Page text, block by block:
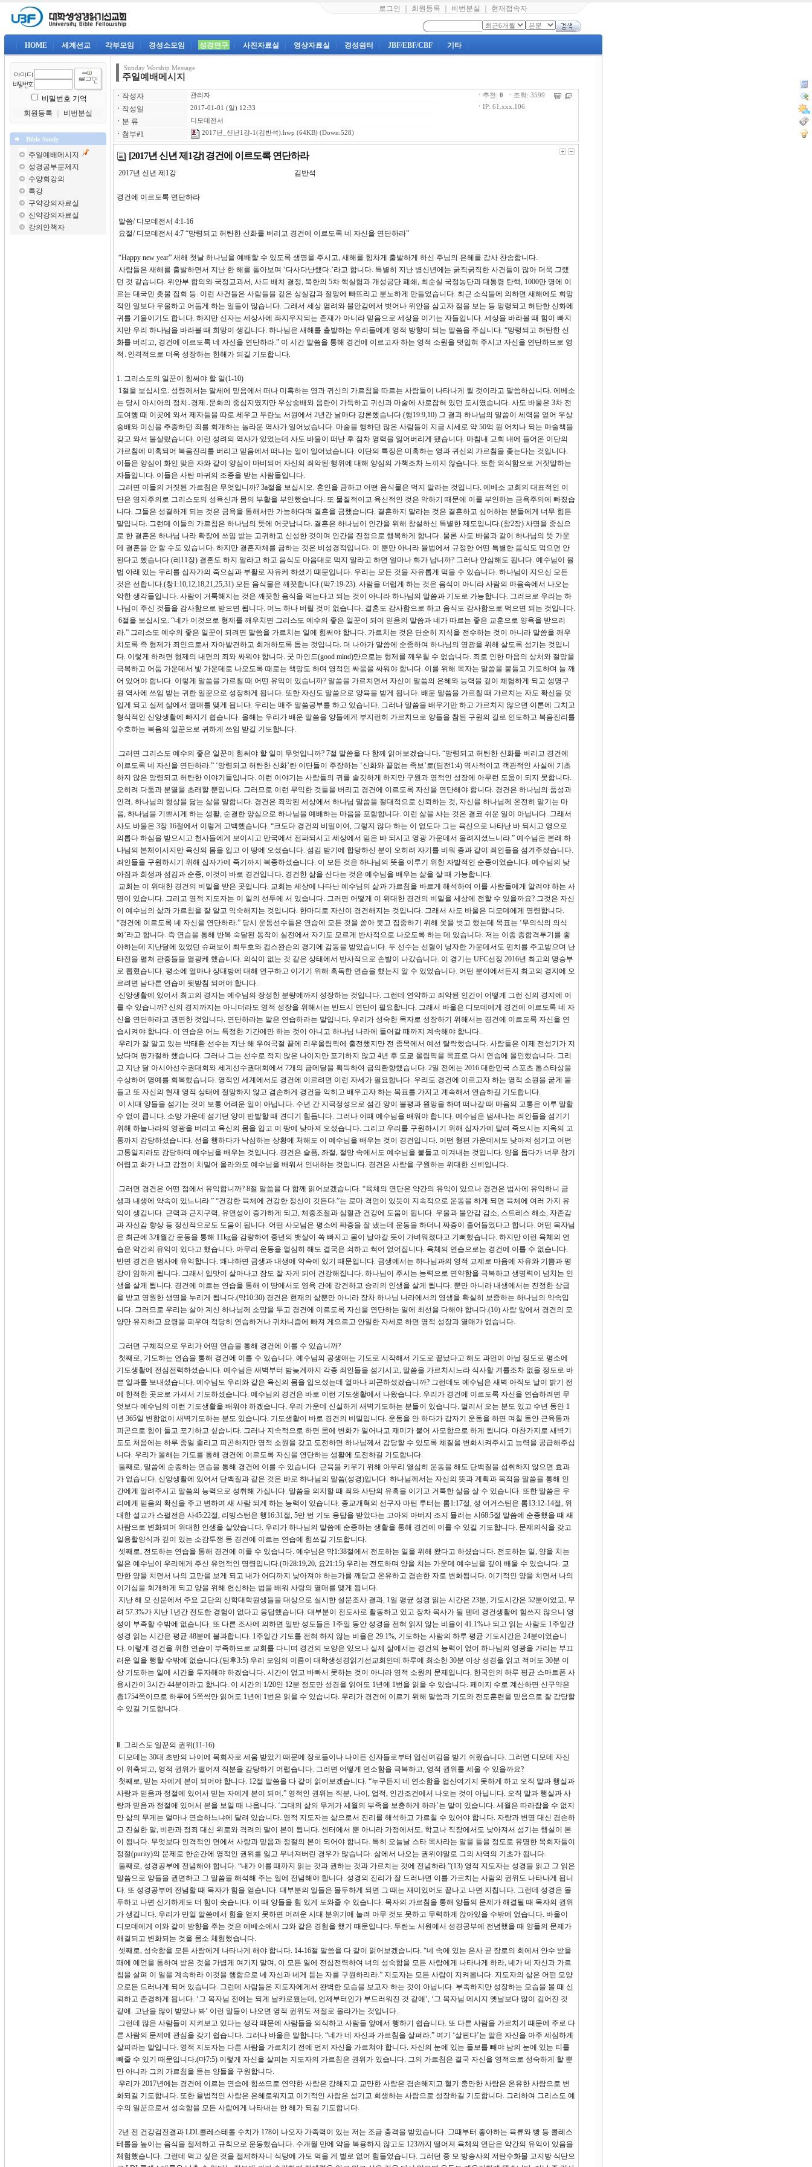
로그인 회원등록 비번분실 현재접속자
HOME 세계선교 각부모임 경성소모임 성경연구 사진자료실 영상자료실 경성쉼터 JBF/EBF/CBF 기타
비밀번호 기억
회원등록
비번분실
Bible Study
주일예배메시지
성경공부문제지
수양회강의
특강
구약강의자료실
신약강의자료실
강의안책자
Sunday Worship Message
주일예배메시지
ㆍ 작성자 관리자
ㆍ 작성일 2017-01-01 (일) 12:33
ㆍ 분 류 디모데전서
ㆍ 첨부#1 2017년_신년1강-1(김반석).hwp (64KB) (Down:528)
ㆍ추천: 0 ㆍ조회: 3599
ㆍ IP: 61.xxx.106
[2017년 신년 제1강] 경건에 이르도록 연단하라
2017년 신년 제1강 김반석
경건에 이르도록 연단하라
말씀/ 디모데전서 4:1-16
요절/ 디모데전서 4:7 “망령되고 허탄한 신화를 버리고 경건에 이르도록 네 자신을 연단하라”
“Happy new year” 새해 첫날 하나님을 예배할 수 있도록 생명을 주시고, 새해를 힘차게 출발하게 하신 주님의 은혜를 감사 찬송합니다.
사람들은 새해를 출발하면서 지난 한 해를 돌아보며 ‘다사다난했다.’라고 합니다. 특별히 지난 병신년에는 굵직굵직한 사건들이 많아 더욱 그랬
던 것 같습니다. 위안부 합의와 국정교과서, 사드 배치 결정, 북한의 5차 핵실험과 개성공단 폐쇄, 최순실 국정농단과 대통령 탄핵, 1000만 명에 이
르는 대국민 촛불 집회 등. 이런 사건들은 사람들을 깊은 상실감과 절망에 빠뜨리고 분노하게 만들었습니다. 최근 소식들에 의하면 새해에도 희망
적인 일보다 우울하고 어둡게 하는 일들이 많습니다. 그래서 세상 염려와 불안감에서 벗어나 위안을 삼고자 점을 보는 등 망령되고 허탄한 신화에
귀를 기울이기도 합니다. 하지만 신자는 세상사에 좌지우지되는 존재가 아니라 믿음으로 세상을 이기는 자들입니다. 세상을 바라볼 때 힘이 빠지
지만 우리 하나님을 바라볼 때 희망이 생깁니다. 하나님은 새해를 출발하는 우리들에게 영적 방향이 되는 말씀을 주십니다. “망령되고 허탄한 신
화를 버리고, 경건에 이르도록 네 자신을 연단하라.” 이 시간 말씀을 통해 경건에 이르고자 하는 영적 소원을 덧입혀 주시고 자신을 연단하므로 영
적․인격적으로 더욱 성장하는 한해가 되길 기도합니다.
1. 그리스도의 일꾼이 힘써야 할 일(1-10)
1절을 보십시오. 성령께서는 말세에 믿음에서 떠나 미혹하는 영과 귀신의 가르침을 따르는 사람들이 나타나게 될 것이라고 말씀하십니다. 에베소
는 당시 아시아의 정치․경제․문화의 중심지였지만 우상숭배와 음란이 가득하고 귀신과 마술에 사로잡혀 있던 도시였습니다. 사도 바울은 3차 전
도여행 때 이곳에 와서 제자들을 따로 세우고 두란노 서원에서 2년간 날마다 강론했습니다.(행19:9,10) 그 결과 하나님의 말씀이 세력을 얻어 우상
숭배와 미신을 추종하던 죄를 회개하는 놀라운 역사가 일어났습니다. 마술을 행하던 많은 사람들이 지금 시세로 약 50억 원 어치나 되는 마술책을
갖고 와서 불살랐습니다. 이런 성려의 역사가 있었는데 사도 바울이 떠난 후 점차 영력을 잃어버리게 됐습니다. 마침내 교회 내에 들어온 이단의
가르침에 미혹되어 복음진리를 버리고 믿음에서 떠나는 일이 일어났습니다. 이단의 특징은 미혹하는 영과 귀신의 가르침을 좇는다는 것입니다.
이들은 양심이 화인 맞은 자와 같이 양심이 마비되어 자신의 죄악된 행위에 대해 양심의 가책조차 느끼지 않습니다. 또한 외식함으로 거짓말하는
자들입니다. 이들은 사탄 마귀의 조종을 받는 사람들입니다.
그러면 이들의 거짓된 가르침은 무엇입니까? 3a절을 보십시오. 혼인을 금하고 어떤 음식물은 먹지 말라는 것입니다. 에베소 교회의 대표적인 이
단은 영지주의로 그리스도의 성육신과 몸의 부활을 부인했습니다. 또 물질적이고 육신적인 것은 악하기 때문에 이를 부인하는 금욕주의에 빠졌습
니다. 그들은 성결하게 되는 것은 금욕을 통해서만 가능하다며 결혼을 금했습니다. 결혼하지 말라는 것은 결혼하고 싶어하는 분들에게 너무 힘든
말입니다. 그런데 이들의 가르침은 하나님의 뜻에 어긋납니다. 결혼은 하나님이 인간을 위해 창설하신 특별한 제도입니다.(창2장) 사명을 중심으
로 한 결혼은 하나님 나라 확장에 쓰임 받는 고귀하고 신성한 것이며 인간을 진정으로 행복하게 합니다. 물론 사도 바울과 같이 하나님의 뜻 가운
데 결혼을 안 할 수도 있습니다. 하지만 결혼자체를 금하는 것은 비성경적입니다. 이 뿐만 아니라 율법에서 규정한 어떤 특별한 음식도 먹으면 안
된다고 했습니다.(레11장) 결혼도 하지 말라고 하고 음식도 마음대로 먹지 말라고 하면 얼마나 화가 납니까? 그러나 안심해도 됩니다. 예수님이 율
법 아래 있는 우리를 십자가의 죽으심과 부활로 자유케 하셨기 때문입니다. 우리는 모든 것을 자유롭게 먹을 수 있습니다. 하나님이 지으신 모든
것은 선합니다.(창1:10,12,18,21,25,31) 모든 음식물은 깨끗합니다.(막7:19-23). 사람을 더럽게 하는 것은 음식이 아니라 사람의 마음속에서 나오는
악한 생각들입니다. 사람이 거룩해지는 것은 깨끗한 음식을 먹는다고 되는 것이 아니라 하나님의 말씀과 기도로 가능합니다. 그러므로 우리는 하
나님이 주신 것들을 감사함으로 받으면 됩니다. 어느 하나 버릴 것이 없습니다. 결혼도 감사함으로 하고 음식도 감사함으로 먹으면 되는 것입니다.
6절을 보십시오. “네가 이것으로 형제를 깨우치면 그리스도 예수의 좋은 일꾼이 되어 믿음의 말씀과 네가 따르는 좋은 교훈으로 양육을 받으리
라.” 그리스도 예수의 좋은 일꾼이 되려면 말씀을 가르치는 일에 힘써야 합니다. 가르치는 것은 단순히 지식을 전수하는 것이 아니라 말씀을 깨우
치도록 즉 형제가 죄인으로서 자아발견하고 회개하도록 돕는 것입니다. 더 나아가 말씀에 순종하여 하나님의 영광을 위해 살도록 섬기는 것입니
다. 이렇게 하려면 형제의 내면의 죄와 싸워야 합니다. 굿 마인드(good mind)만으로는 형제를 깨우칠 수 없습니다. 죄로 인한 마음의 상처와 절망을
극복하고 어둠 가운데서 빛 가운데로 나오도록 때로는 책망도 하며 영적인 싸움을 싸워야 합니다. 이를 위해 목자는 말씀을 붙들고 기도하며 늘 깨
어 있어야 합니다. 이렇게 말씀을 가르칠 때 어떤 유익이 있습니까? 말씀을 가르치면서 자신이 말씀의 은혜와 능력을 깊이 체험하게 되고 생명구
원 역사에 쓰임 받는 귀한 일꾼으로 성장하게 됩니다. 또한 자신도 말씀으로 양육을 받게 됩니다. 배운 말씀을 가르칠 때 가르치는 자도 확신을 덧
입게 되고 실제 삶에서 열매를 맺게 됩니다. 우리는 매주 말씀공부를 하고 있습니다. 그러나 말씀을 배우기만 하고 가르치지 않으면 이론에 그치고
형식적인 신앙생활에 빠지기 쉽습니다. 올해는 우리가 배운 말씀을 양들에게 부지런히 가르치므로 양들을 참된 구원의 길로 인도하고 복음진리를
수호하는 복음의 일꾼으로 귀하게 쓰임 받길 기도합니다.
그러면 그리스도 예수의 좋은 일꾼이 힘써야 할 일이 무엇입니까? 7절 말씀을 다 함께 읽어보겠습니다. “망령되고 허탄한 신화를 버리고 경건에
이르도록 네 자신을 연단하라.” ‘망령되고 허탄한 신화’란 이단들이 주장하는 ‘신화와 끝없는 족보’로(딤전1:4) 역사적이고 객관적인 사실에 기초
하지 않은 망령되고 허탄한 이야기들입니다. 이런 이야기는 사람들의 귀를 솔깃하게 하지만 구원과 영적인 성장에 아무런 도움이 되지 못합니다.
오히려 다툼과 분열을 초래할 뿐입니다. 그러므로 이런 무익한 것들을 버리고 경건에 이르도록 자신을 연단해야 합니다. 경건은 하나님의 품성과
인격, 하나님의 형상을 닮는 삶을 말합니다. 경건은 죄악된 세상에서 하나님 말씀을 절대적으로 신뢰하는 것, 자신을 하나님께 온전히 맡기는 마
음, 하나님을 기쁘시게 하는 생활, 순결한 양심으로 하나님을 예배하는 마음을 포함합니다. 이런 삶을 사는 것은 결코 쉬운 일이 아닙니다. 그래서
사도 바울은 3장 16절에서 이렇게 고백했습니다. “크도다 경건의 비밀이여, 그렇지 않다 하는 이 없도다 그는 육신으로 나타난 바 되시고 영으로
의롭다 하심을 받으시고 천사들에게 보이시고 만국에서 전파되시고 세상에서 믿은 바 되시고 영광 가운데서 올려지셨느니라.” 예수님은 본래 하
나님의 본체이시지만 육신의 몸을 입고 이 땅에 오셨습니다. 섬김 받기에 합당하신 분이 오히려 자기를 비워 종과 같이 죄인들을 섬겨주셨습니다.
죄인들을 구원하시기 위해 십자가에 죽기까지 복종하셨습니다. 이 모든 것은 하나님의 뜻을 이루기 위한 자발적인 순종이었습니다. 예수님의 낮
아짐과 희생과 섬김과 순종, 이것이 바로 경건입니다. 경건한 삶을 산다는 것은 예수님을 배우는 삶을 살 때 가능합니다.
교회는 이 위대한 경건의 비밀을 받은 곳입니다. 교회는 세상에 나타난 예수님의 삶과 가르침을 바르게 해석하여 이를 사람들에게 알려야 하는 사
명이 있습니다. 그리고 영적 지도자는 이 일의 선두에 서 있습니다. 그러면 어떻게 이 위대한 경건의 비밀을 세상에 전할 수 있을까요? 그것은 자신
이 예수님의 삶과 가르침을 잘 알고 익숙해지는 것입니다. 한마디로 자신이 경건해지는 것입니다. 그래서 사도 바울은 디모데에게 명령합니다.
“경건에 이르도록 네 자신을 연단하라.” 당시 운동선수들은 연습에 모든 것을 쏟아 붓고 집중하기 위해 옷을 벗고 했는데 목표는 ‘무의식의 의식
화’라고 합니다. 즉 연습을 통해 반복 숙달된 동작이 실전에서 자기도 모르게 반사적으로 나오도록 하는 데 있습니다. 저는 이종 종합격투기를 좋
아하는데 지난달에 있었던 슈퍼보이 최두호와 컵스완슨의 경기에 감동을 받았습니다. 두 선수는 선혈이 낭자한 가운데서도 펀치를 주고받으며 난
타전을 펼쳐 관중들을 열광케 했습니다. 의식이 없는 것 같은 상태에서 반사적으로 손발이 나갔습니다. 이 경기는 UFC선정 2016년 최고의 명승부
로 뽑혔습니다. 평소에 얼마나 상대방에 대해 연구하고 이기기 위해 혹독한 연습을 했는지 알 수 있었습니다. 어떤 분야에서든지 최고의 경지에 오
르려면 남다른 연습이 뒷받침 되어야 합니다.
신앙생활에 있어서 최고의 경지는 예수님의 장성한 분량에까지 성장하는 것입니다. 그런데 연약하고 죄악된 인간이 어떻게 그런 신의 경지에 이
를 수 있습니까? 신의 경지까지는 아니더라도 영적 성장을 위해서는 반드시 연단이 필요합니다. 그래서 바울은 디모데에게 경건에 이르도록 네 자
신을 연단하라고 권면한 것입니다. 연단하라는 말은 연습하라는 말입니다. 우리가 성숙한 목자로 성장하기 위해서는 경건에 이르도록 자신을 연
습시켜야 합니다. 이 연습은 어느 특정한 기간에만 하는 것이 아니고 하나님 나라에 들어갈 때까지 계속해야 합니다.
우리가 잘 알고 있는 박태환 선수는 지난 해 우여곡절 끝에 리우올림픽에 출전했지만 전 종목에서 예선 탈락했습니다. 사람들은 이제 전성기가 지
났다며 평가절하 했습니다. 그러나 그는 선수로 적지 않은 나이지만 포기하지 않고 4년 후 도쿄 올림픽을 목표로 다시 연습에 올인했습니다. 그리
고 지난 달 아시아선수권대회와 세계선수권대회에서 7개의 금메달을 획득하여 금의환향했습니다. 2일 전에는 2016 대한민국 스포츠 톱스타상을
수상하여 명예를 회복했습니다. 영적인 세계에서도 경건에 이르려면 이런 자세가 필요합니다. 우리도 경건에 이르고자 하는 영적 소원을 굳게 붙
들고 또 자신의 현재 영적 상태에 절망하지 않고 겸손하게 경건을 익히고 배우고자 하는 목표를 가지고 계속해서 연습하길 기도합니다.
이 시대 양들을 섬기는 것이 보통 어려운 일이 아닙니다. 수년 간 지극정성으로 섬긴 양이 불평과 원망을 하며 떠나갈 때 마음의 고통은 이루 말할
수 없이 큽니다. 소망 가운데 섬기던 양이 반발할 때 견디기 힘듭니다. 그러나 이때 예수님을 배워야 합니다. 예수님은 냄새나는 죄인들을 섬기기
위해 하늘나라의 영광을 버리고 육신의 몸을 입고 이 땅에 낮아져 오셨습니다. 그리고 우리를 구원하시기 위해 십자가에 달려 죽으시는 지옥의 고
통까지 감당하셨습니다. 선을 행하다가 낙심하는 상황에 처해도 이 예수님을 배우는 것이 경건입니다. 어떤 형편 가운데서도 낮아져 섬기고 어떤
고통일지라도 감당하며 예수님을 배우는 것입니다. 경건은 슬픔, 좌절, 절망 속에서도 예수님을 붙들고 이겨내는 것입니다. 양을 돕다가 너무 참기
어렵고 화가 나고 감정이 치밀어 올라와도 예수님을 배워서 인내하는 것입니다. 경건은 사람을 구원하는 위대한 신비입니다.
그러면 경건은 어떤 점에서 유익합니까? 8절 말씀을 다 함께 읽어보겠습니다. “육체의 연단은 약간의 유익이 있으나 경건은 범사에 유익하니 금
생과 내생에 약속이 있느니라.” “건강한 육체에 건강한 정신이 깃든다.”는 로마 격언이 있듯이 지속적으로 운동을 하게 되면 육체에 여러 가지 유
익이 생깁니다. 근력과 근지구력, 유연성이 증가하게 되고, 체중조절과 심혈관 건강에 도움이 됩니다. 우울과 불안감 감소, 스트레스 해소, 자존감
과 자신감 향상 등 정신적으로도 도움이 됩니다. 어떤 사모님은 평소에 짜증을 잘 냈는데 운동을 하더니 짜증이 줄어들었다고 합니다. 어떤 목자님
은 최근에 3개월간 운동을 통해 11kg을 감량하여 중년의 뱃살이 쏙 빠지고 몸이 날아갈 듯이 가벼워졌다고 기뻐했습니다. 하지만 이런 육체의 연
습은 약간의 유익이 있다고 했습니다. 아무리 운동을 열심히 해도 결국은 쇠하고 썩어 없어집니다. 육체의 연습으로는 경건에 이를 수 없습니다.
반면 경건은 범사에 유익합니다. 왜냐하면 금생과 내생에 약속에 있기 때문입니다. 금생에서는 하나님과의 영적 교제로 마음에 자유와 기쁨과 평
강이 임하게 됩니다. 그래서 입맛이 살아나고 잠도 잘 자게 되어 건강해집니다. 하나님이 주시는 능력으로 연약함을 극복하고 생명력이 넘치는 인
생을 살게 됩니다. 경건에 이르는 연습을 통해 이 땅에서도 영육 간에 강건하고 승리의 인생을 살게 됩니다. 뿐만 아니라 내생에서는 진정한 상급
을 받고 영원한 생명을 누리게 됩니다.(막10:30) 경건은 현재의 삶뿐만 아니라 장차 하나님 나라에서의 영생을 확실히 보증하는 하나님의 약속입
니다. 그러므로 우리는 살아 계신 하나님께 소망을 두고 경건에 이르도록 자신을 연단하는 일에 최선을 다해야 합니다.(10) 사람 앞에서 경건의 모
양만 유지하고 요령을 피우며 적당히 연습하거나 귀차니즘에 빠져 게으르고 안일한 자세로 하면 영적 성장과 열매가 없습니다.
그러면 구체적으로 우리가 어떤 연습을 통해 경건에 이를 수 있습니까?
첫째로, 기도하는 연습을 통해 경건에 이를 수 있습니다. 예수님의 공생애는 기도로 시작해서 기도로 끝났다고 해도 과언이 아닐 정도로 평소에
기도생활에 전심전력하셨습니다. 예수님은 새벽부터 밤늦게까지 각종 죄인들을 섬기시고, 말씀을 가르치시느라 식사할 겨를조차 없을 정도로 바
쁜 일과를 보내셨습니다. 예수님도 우리와 같은 육신의 몸을 입으셨는데 얼마나 피곤하셨겠습니까? 그런데도 예수님은 새벽 아직도 날이 밝기 전
에 한적한 곳으로 가셔서 기도하셨습니다. 예수님의 경건은 바로 이런 기도생활에서 나왔습니다. 우리가 경건에 이르도록 자신을 연습하려면 무
엇보다 예수님의 이런 기도생활을 배워야 하겠습니다. 우리 가운데 신실하게 새벽기도하는 분들이 있습니다. 멀리서 오는 분도 있고 수년 동안 1
년 365일 변함없이 새벽기도하는 분도 있습니다. 기도생활이 바로 경건의 비밀입니다. 운동을 안 하다가 갑자기 운동을 하면 며칠 동안 근육통과
피곤으로 힘이 들고 포기하고 싶습니다. 그러나 지속적으로 하면 몸에 변화가 일어나고 재미가 붙어 사모함으로 하게 됩니다. 마찬가지로 새벽기
도도 처음에는 하루 종일 졸리고 피곤하지만 영적 소원을 갖고 도전하면 하나님께서 감당할 수 있도록 체질을 변화시켜주시고 능력을 공급해주십
니다. 우리가 올해는 기도를 통해 경건에 이르도록 자신을 연단하는 생활에 도전하길 기도합니다.
둘째로, 말씀에 순종하는 연습을 통해 경건에 이를 수 있습니다. 근육을 키우기 위해 아무리 열심히 운동을 해도 단백질을 섭취하지 않으면 효과
가 없습니다. 신앙생활에 있어서 단백질과 같은 것은 바로 하나님의 말씀(성경)입니다. 하나님께서는 자신의 뜻과 계획과 목적을 말씀을 통해 인
간에게 알려주시고 말씀의 능력으로 성취해 가십니다. 말씀을 의지할 때 죄와 사탄의 유혹을 이기고 거룩한 삶을 살 수 있습니다. 또한 말씀은 우
리에게 믿음의 확신을 주고 변하여 새 사람 되게 하는 능력이 있습니다. 종교개혁의 선구자 마틴 루터는 롬1:17절, 성 어거스틴은 롬13:12-14절, 위
대한 설교가 스펄전은 사45:22절, 리빙스턴은 행16:31절, 5만 번 기도 응답을 받았다는 고아의 아버지 조지 뮬러는 시68:5절 말씀에 순종했을 때 새
사람으로 변화되어 위대한 인생을 살았습니다. 우리가 하나님의 말씀에 순종하는 생활을 통해 경건에 이를 수 있길 기도합니다. 문제의식을 갖고
일용할양식과 깊이 있는 소감투쟁 등 경건에 이르는 연습에 힘쓰길 기도합니다.
셋째로, 전도하는 연습을 통해 경건에 이를 수 있습니다. 예수님은 막1:38절에서 전도하는 일을 위해 왔다고 하셨습니다. 전도하는 일, 양을 치는
일은 예수님이 우리에게 주신 유언적인 명령입니다.(마28:19,20, 요21:15) 우리는 전도하며 양을 치는 가운데 예수님을 깊이 배울 수 있습니다. 교
만한 양을 치면서 나의 교만을 보게 되고 내가 어디까지 낮아져야 하는가를 깨닫고 온유하고 겸손한 자로 변화됩니다. 이기적인 양을 치면서 나의
이기심을 회개하게 되고 양을 위해 헌신하는 법을 배워 사랑의 열매를 맺게 됩니다.
지난 해 모 신문에서 주요 교단의 신학대학원생들을 대상으로 실시한 설문조사 결과, 1일 평균 성경 읽는 시간은 23분, 기도시간은 52분이었고, 무
려 57.3%가 지난 1년간 전도한 경험이 없다고 응답했습니다. 대부분이 전도사로 활동하고 있고 장차 목사가 될 텐데 경건생활에 힘쓰지 않으니 영
성이 부족할 수밖에 없습니다. 또 다른 조사에 의하면 일반 성도들은 1주일 동안 성경을 전혀 읽지 않는 비율이 41.1%나 되고 읽는 사람도 1주일간
성경 읽는 시간은 평균 48분에 불과합니다. 1주일간 기도를 전혀 하지 않는 비율은 29.1%, 기도하는 사람의 하루 평균 기도시간은 24분이었습니
다. 이렇게 경건을 위한 연습이 부족하므로 교회를 다니며 경건의 모양은 있으나 실제 삶에서는 경건의 능력이 없어 하나님의 영광을 가리는 부끄
러운 일을 행할 수밖에 없습니다.(딤후3:5) 우리 모임의 이름이 대학생성경읽기선교회인데 하루에 최소한 30분 이상 성경을 읽고 적어도 30분 이
상 기도하는 일에 시간을 투자해야 하겠습니다. 시간이 없고 바빠서 못하는 것이 아니라 영적 소원의 문제입니다. 한국인의 하루 평균 스마트폰 사
용시간이 3시간 44분이라고 합니다. 이 시간의 1/20인 12분 정도만 성경을 읽어도 1년에 1번을 읽을 수 있습니다. 페이지 수로 계산하면 신구약은
총1754쪽이므로 하루에 5쪽씩만 읽어도 1년에 1번은 읽을 수 있습니다. 우리가 경건에 이르기 위해 말씀과 기도와 전도훈련을 믿음으로 잘 감당할
수 있길 기도합니다.
Ⅱ. 그리스도 일꾼의 권위(11-16)
디모데는 30대 초반의 나이에 목회자로 세움 받았기 때문에 장로들이나 나이든 신자들로부터 업신여김을 받기 쉬웠습니다. 그러면 디모데 자신
이 위축되고, 영적 권위가 떨어져 직분을 감당하기 어렵습니다. 그러면 어떻게 연소함을 극복하고, 영적 권위를 세울 수 있을까요?
첫째로, 믿는 자에게 본이 되어야 합니다. 12절 말씀을 다 같이 읽어보겠습니다. “누구든지 네 연소함을 업신여기지 못하게 하고 오직 말과 행실과
사랑과 믿음과 정절에 있어서 믿는 자에게 본이 되어.” 영적인 권위는 직분, 나이, 업적, 인간조건에서 나오는 것이 아닙니다. 오직 말과 행실과 사
랑과 믿음과 정절에 있어서 본을 보일 때 나옵니다. ‘그대의 삶의 무게가 세월의 부족을 보충하게 하라’는 말이 있습니다. 세월은 따라잡을 수 없지
만 삶의 무게는 얼마나 연습하느냐에 달려 있습니다. 영적 지도자는 삶으로서 진리를 해석하고 가르칠 수 있어야 합니다. 자랑과 변명 대신 겸손하
고 진실한 말, 비판과 정죄 대신 위로와 격려의 말이 본이 됩니다. 센터에서 뿐 아니라 가정에서도, 학교나 직장에서도 낮아져서 섬기는 행실이 본
이 됩니다. 무엇보다 인격적인 면에서 사랑과 믿음과 정절의 본이 되어야 합니다. 특히 오늘날 스타 목사라는 말을 들을 정도로 유명한 목회자들이
정절(purity)의 문제로 한순간에 영적인 권위를 잃고 무너져버린 경우가 많습니다. 삶에서 나오는 권위야말로 그의 사역의 기초가 됩니다.
둘째로, 성경공부에 전념해야 합니다. “내가 이를 때까지 읽는 것과 권하는 것과 가르치는 것에 전념하라.”(13) 영적 지도자는 성경을 읽고 그 읽은
말씀으로 양들을 권면하고 그 말씀을 해석해 주는 일에 전념해야 합니다. 성경의 진리가 잘 드러나면 이를 가르치는 사람의 권위도 나타나게 됩니
다. 또 성경공부에 전념할 때 목자가 힘을 얻습니다. 대부분의 일들은 몰두하게 되면 그 때는 재미있어도 끝나고 나면 지칩니다. 그런데 성경은 몰
두하고 나면 신기하게도 더 힘이 솟습니다. 이 때 양들을 힘 있게 도와줄 수 있습니다. 목자의 가르침을 통해 양들의 문제가 해결될 때 목자의 권위
가 생깁니다. 우리가 만일 말씀에서 힘을 얻지 못하면 어려운 시대 분위기에 눌려 아무 것도 못하고 무력하게 앉아있을 수밖에 없습니다. 바울이
디모데에게 이와 같이 방향을 주는 것은 에베소에서 그와 같은 경험을 했기 때문입니다. 두란노 서원에서 성경공부에 전념했을 때 양들의 문제가
해결되고 변화되는 것을 몸소 체험했습니다.
셋째로, 성숙함을 모든 사람에게 나타나게 해야 합니다. 14-16절 말씀을 다 같이 읽어보겠습니다. “네 속에 있는 은사 곧 장로의 회에서 안수 받을
때에 예언을 통하여 받은 것을 가볍게 여기지 말며, 이 모든 일에 전심전력하여 너의 성숙함을 모든 사람에게 나타나게 하라, 네가 네 자신과 가르
침을 살펴 이 일을 계속하라 이것을 행함으로 네 자신과 네게 듣는 자를 구원하리라.” 지도자는 모든 사람이 지켜봅니다. 지도자의 삶은 어떤 모양
으로든 드러나게 되어 있습니다. 그런데 사람들은 지도자에게서 완벽한 모습을 보고자 하는 것이 아닙니다. 부족하지만 성장하는 모습을 볼 때 신
뢰하고 존경하게 됩니다. ‘그 목자님 전에는 되게 날카로웠는데, 언제부터인가 부드러워진 것 같애’, ‘그 목자님 메시지 옛날보다 많이 깊어진 것
같애. 고난을 많이 받았나 봐’ 이런 말들이 나오면 영적 권위도 저절로 올라가는 것입니다.
그런데 많은 사람들이 지켜보고 있다는 생각 때문에 사람들을 의식하고 사람들 앞에서 행하기 쉽습니다. 또 다른 사람을 가르치기 때문에 주로 다
른 사람의 문제에 관심을 갖기 쉽습니다. 그러나 바울은 말합니다. “네가 네 자신과 가르침을 살펴라.” 여기 ‘살핀다’는 말은 자신을 아주 세심하게
살피라는 말입니다. 영적 지도자는 다른 사람을 가르치기 전에 먼저 자신을 가르쳐야 합니다. 자신의 눈에 있는 들보를 빼야 남의 눈에 있는 티를
빼줄 수 있기 때문입니다.(마7:5) 이렇게 자신을 살피는 지도자의 가르침은 권위가 있습니다. 그의 가르침은 결국 자신을 영적으로 성숙하게 할 뿐
만 아니라 그의 가르침을 듣는 양들을 구원합니다.
우리가 2017년에는 경건에 이르는 연습에 힘쓰므로 연약한 사람은 강해지고 교만한 사람은 겸손해지고 혈기 충만한 사람은 온유한 사람으로 변
화되길 기도합니다. 또한 율법적인 사람은 은혜로워지고 이기적인 사람은 섬기고 희생하는 사람으로 성장하길 기도합니다. 그리하여 그리스도 예
수의 일꾼으로서 성숙함을 모든 사람에게 나타내는 한 해가 되길 기도합니다.
2년 전 건강검진결과 LDL콜레스테롤 수치가 178이 나오자 가족력이 있는 저는 조금 충격을 받았습니다. 그때부터 좋아하는 육류와 빵 등 콜레스
테롤을 높이는 음식을 절제하고 규칙으로 운동했습니다. 수개월 만에 약을 복용하지 않고도 123까지 떨어져 육체의 연단은 약간의 유익이 있음을
체험했습니다. 그런데 먹고 싶은 것을 절제하자니 식당에 가도 먹을 게 별로 없어 힘들었습니다. 그러던 중 모 방송사의 저탄수화물 고지방 식단으